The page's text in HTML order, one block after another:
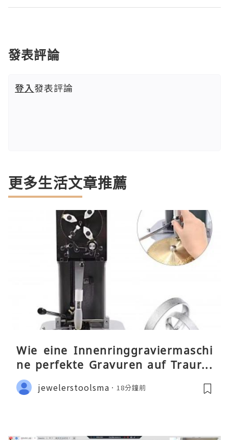
發表評論
登入發表評論
更多生活文章推薦
Wie eine Innenringgraviermaschi
ne perfekte Gravuren auf Traurin
gen ermöglicht
jewelerstoolsma 18分鐘前